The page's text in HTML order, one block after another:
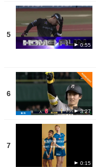
5
0:55
6
3:27
7
0:15